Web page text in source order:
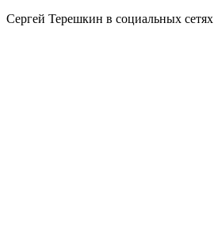
Сергей Терешкин в социальных сетях